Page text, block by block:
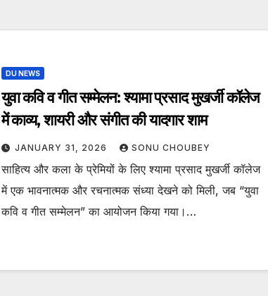
DU NEWS
युवा कवि व गीत सम्मेलन: श्यामा प्रसाद मुखर्जी कॉलेज
में काव्य, शायरी और संगीत की यादगार शाम
JANUARY 31, 2026 SONU CHOUBEY
साहित्य और कला के प्रेमियों के लिए श्यामा प्रसाद मुखर्जी कॉलेज
में एक भावनात्मक और रचनात्मक संध्या देखने को मिली, जब “युवा
कवि व गीत सम्मेलन” का आयोजन किया गया।…